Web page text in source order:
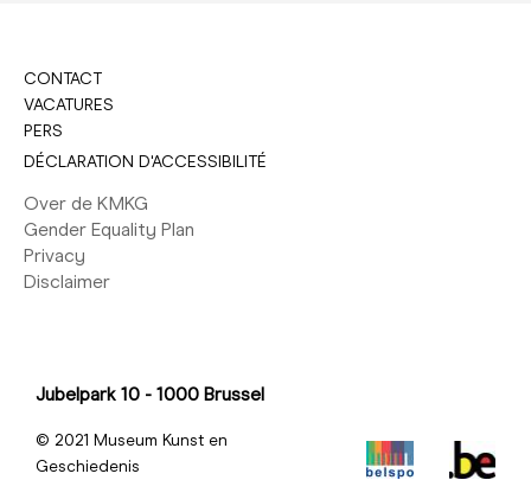
CONTACT
VACATURES
PERS
DÉCLARATION D'ACCESSIBILITÉ
Over de KMKG
Gender Equality Plan
Privacy
Disclaimer
Jubelpark 10 - 1000 Brussel
© 2021 Museum Kunst en
Geschiedenis